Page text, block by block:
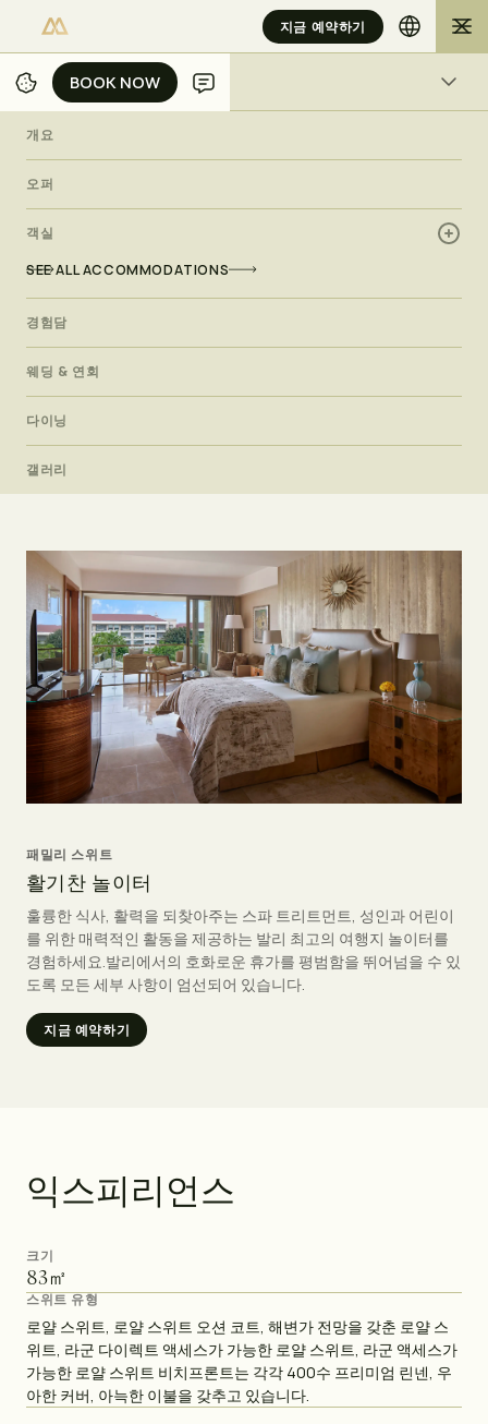
BOOK NOW
BOOK NOW
개요
개요
오퍼
객실
SEE ALL ACCOMMODATIONS
경험담
웨딩 & 연회
다이닝
갤러리
지금 예약하기
집/물리아 리조트
RoyalS
대형 옷장, 46인치 스마트 TV로 우아함 속에서 편안함을 느껴보
패밀리 스위트
활기찬 놀이터
훌륭한 식사, 활력을 되찾아주는 스파 트리트먼트, 성인과 어린이
를 위한 매력적인 활동을 제공하는 발리 최고의 여행지 놀이터를
경험하세요.발리에서의 호화로운 휴가를 평범함을 뛰어넘을 수 있
도록 모든 세부 사항이 엄선되어 있습니다.
지금 예약하기
익스피리언스
크기
83㎡
스위트 유형
로얄 스위트, 로얄 스위트 오션 코트, 해변가 전망을 갖춘 로얄 스
위트, 라군 다이렉트 액세스가 가능한 로얄 스위트, 라군 액세스가
가능한 로얄 스위트 비치프론트는 각각 400수 프리미엄 린넨, 우
아한 커버, 아늑한 이불을 갖추고 있습니다.